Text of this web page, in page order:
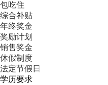
包吃住
综合补贴
年终奖金
奖励计划
销售奖金
休假制度
法定节假日
学历要求